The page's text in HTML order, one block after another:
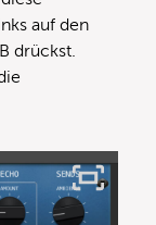
auf den
drückst.